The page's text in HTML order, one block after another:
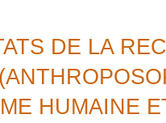
DE LA
HUMAINE